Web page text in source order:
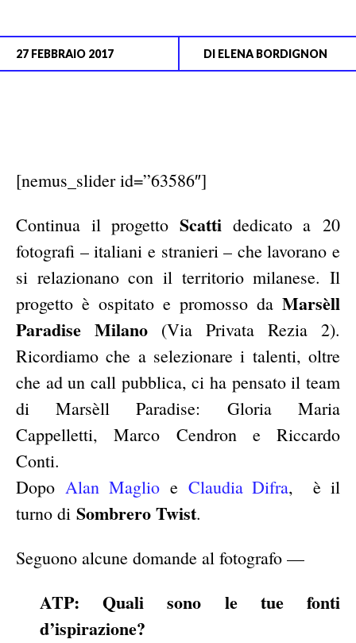
27 FEBBRAIO 2017 DI ELENA BORDIGNON
[nemus_slider id=”63586″]
Continua il progetto Scatti dedicato a 20
fotografi – italiani e stranieri – che lavorano e
si relazionano con il territorio milanese. Il
progetto è ospitato e promosso da Marsèll
Paradise Milano (Via Privata Rezia 2).
Ricordiamo che a selezionare i talenti, oltre
che ad un call pubblica, ci ha pensato il team
di Marsèll Paradise:
Gloria Maria
Cappelletti, Marco Cendron e Riccardo
Conti.
Dopo Alan Maglioe Claudia Difra,
è il
turno di Sombrero Twist.
Seguono alcune domande al fotografo —
ATP: Quali sono le tue fonti
d’ispirazione?